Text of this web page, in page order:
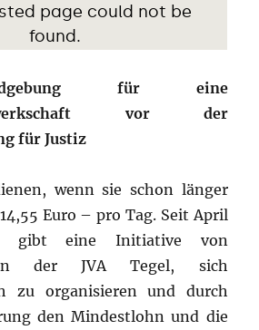
für eine
vor der
für Justiz
wenn sie schon länger
Euro – pro Tag. Seit April
gibt eine Initiative von
in der JVA Tegel, sich
zu organisieren und durch
den Mindestlohn und die